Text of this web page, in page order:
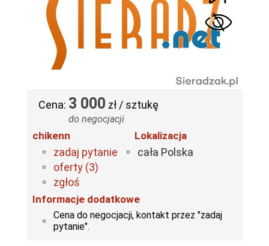
Cena: 3 000 zł / sztukę
do negocjacji
chikenn
zadaj pytanie
oferty (3)
zgłoś
Lokalizacja
cała Polska
Informacje dodatkowe
Cena do negocjacji, kontakt przez "zadaj
pytanie".